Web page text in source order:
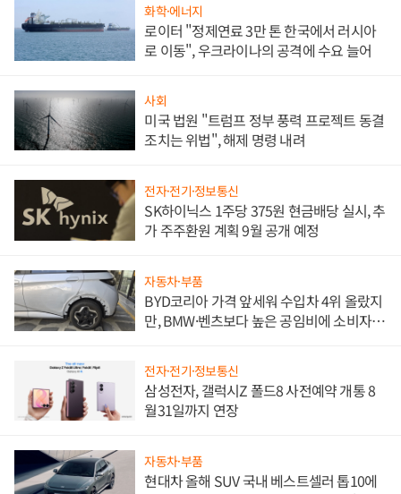
화학·에너지
로이터 "정제연료 3만 톤 한국에서 러시아
로 이동", 우크라이나의 공격에 수요 늘어
사회
미국 법원 "트럼프 정부 풍력 프로젝트 동결
조치는 위법", 해제 명령 내려
전자·전기·정보통신
SK하이닉스 1주당 375원 현금배당 실시, 추
가 주주환원 계획 9월 공개 예정
자동차·부품
BYD코리아 가격 앞세워 수입차 4위 올랐지
만, BMW·벤츠보다 높은 공임비에 소비자
전자·전기·정보통신
삼성전자, 갤럭시Z 폴드8 사전예약 개통 8
월31일까지 연장
자동차·부품
현대차 올해 SUV 국내 베스트셀러 톱10에